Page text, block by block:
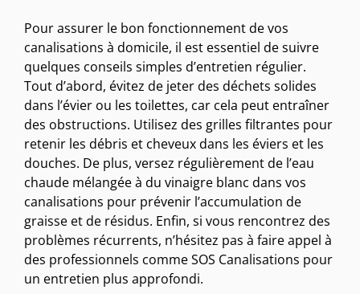
Pour assurer le bon fonctionnement de vos
canalisations à domicile, il est essentiel de suivre
quelques conseils simples d’entretien régulier.
Tout d’abord, évitez de jeter des déchets solides
dans l’évier ou les toilettes, car cela peut entraîner
des obstructions. Utilisez des grilles filtrantes pour
retenir les débris et cheveux dans les éviers et les
douches. De plus, versez régulièrement de l’eau
chaude mélangée à du vinaigre blanc dans vos
canalisations pour prévenir l’accumulation de
graisse et de résidus. Enfin, si vous rencontrez des
problèmes récurrents, n’hésitez pas à faire appel à
des professionnels comme SOS Canalisations pour
un entretien plus approfondi.